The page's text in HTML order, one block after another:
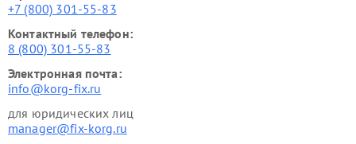
+7 (800) 301-55-83
Контактный телефон:
8 (800) 301-55-83
Электронная почта:
info@korg-fix.ru
для юридических лиц
manager@fix-korg.ru